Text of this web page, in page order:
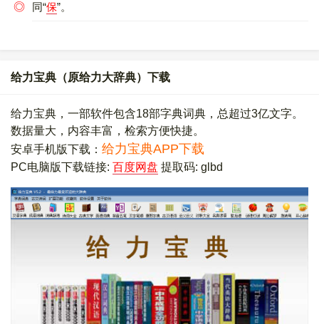
◎ 同“保”。
给力宝典（原给力大辞典）下载
给力宝典，一部软件包含18部字典词典，总超过3亿文字。
数据量大，内容丰富，检索方便快捷。
安卓手机版下载： 给力宝典APP下载
PC电脑版下载链接: 百度网盘 提取码: glbd